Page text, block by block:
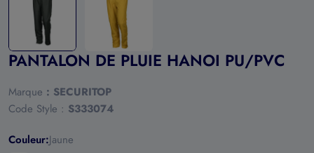
PANTALON DE PLUIE HANOI PU/PVC
Marque : SECURITOP
Code Style : S333074
Couleur:Jaune